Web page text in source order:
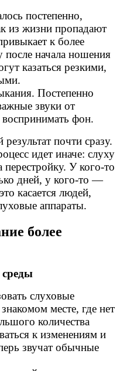
постепенно,
из жизни пропадают
к более
начала ношения
казаться резкими,
Постепенно
звуки от
воспринимать фон.
почти сразу.
идет иначе: слуху
У кого-то
дней, у кого-то —
касается людей,
аппараты.
более
слуховые
месте, где нет
количества
к изменениям и
звучат обычные